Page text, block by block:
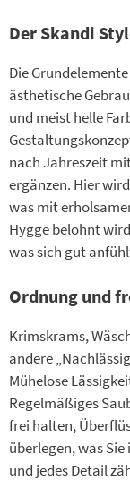
Der Skandi
Die
ästhetische
und meist helle
nach Jahreszeit
ergänzen. Hier
was mit
Hygge belohnt
was sich gut
Ordnung und
Krimskrams,
andere
Mühelose
Regelmäßiges
frei halten,
überlegen, was
und jedes Detail